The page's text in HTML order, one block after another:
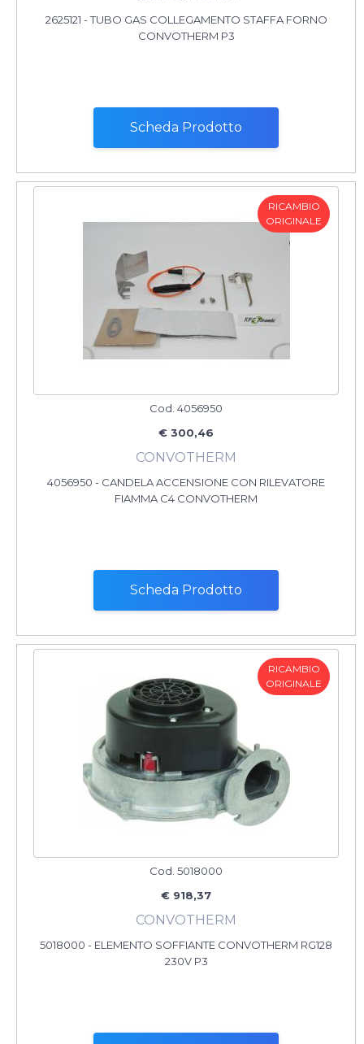
2625121 - TUBO GAS COLLEGAMENTO STAFFA FORNO
CONVOTHERM P3
Scheda Prodotto
RICAMBIO
ORIGINALE
Cod. 4056950
€ 300,46
CONVOTHERM
4056950 - CANDELA ACCENSIONE CON RILEVATORE
FIAMMA C4 CONVOTHERM
Scheda Prodotto
RICAMBIO
ORIGINALE
Cod. 5018000
€ 918,37
CONVOTHERM
5018000 - ELEMENTO SOFFIANTE CONVOTHERM RG128
230V P3